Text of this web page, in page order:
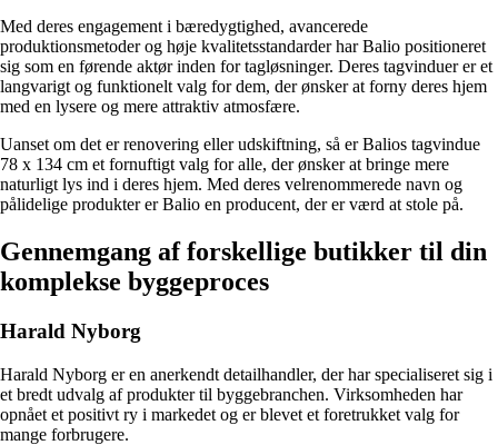
Med deres engagement i bæredygtighed, avancerede
produktionsmetoder og høje kvalitetsstandarder har Balio positioneret
sig som en førende aktør inden for tagløsninger. Deres tagvinduer er et
langvarigt og funktionelt valg for dem, der ønsker at forny deres hjem
med en lysere og mere attraktiv atmosfære.
Uanset om det er renovering eller udskiftning, så er Balios tagvindue
78 x 134 cm et fornuftigt valg for alle, der ønsker at bringe mere
naturligt lys ind i deres hjem. Med deres velrenommerede navn og
pålidelige produkter er Balio en producent, der er værd at stole på.
Gennemgang af forskellige butikker til din
komplekse byggeproces
Harald Nyborg
Harald Nyborg er en anerkendt detailhandler, der har specialiseret sig i
et bredt udvalg af produkter til byggebranchen. Virksomheden har
opnået et positivt ry i markedet og er blevet et foretrukket valg for
mange forbrugere.